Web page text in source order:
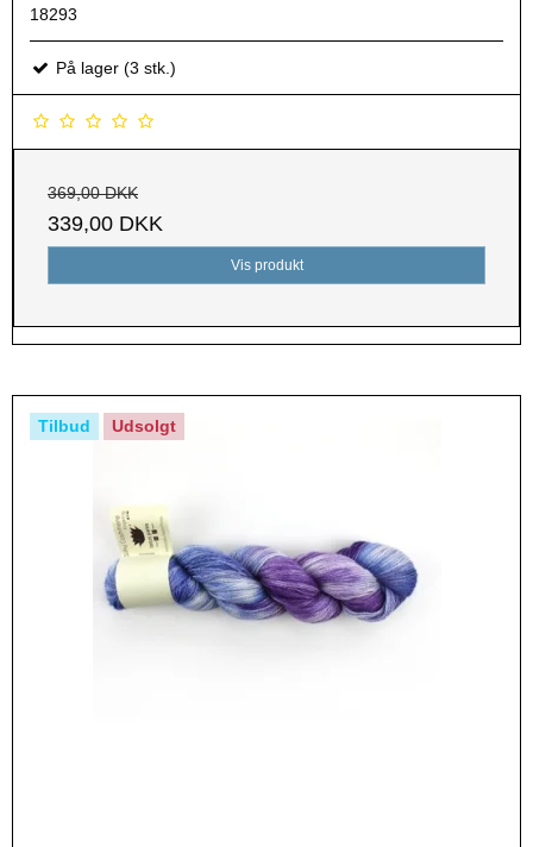
18293
På lager (3 stk.)
369,00 DKK
339,00 DKK
Vis produkt
Tilbud Udsolgt